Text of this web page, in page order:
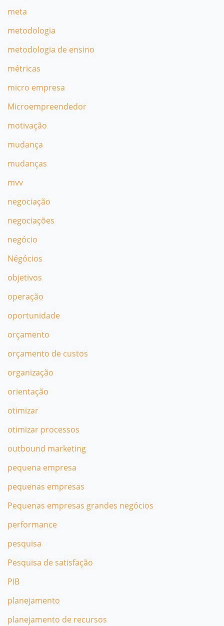
meta
metodologia
metodologia de ensino
métricas
micro empresa
Microempreendedor
motivação
mudança
mudanças
mvv
negociação
negociações
negócio
Négócios
objetivos
operação
oportunidade
orçamento
orçamento de custos
organização
orientação
otimizar
otimizar processos
outbound marketing
pequena empresa
pequenas empresas
Pequenas empresas grandes negócios
performance
pesquisa
Pesquisa de satisfação
PIB
planejamento
planejamento de recursos